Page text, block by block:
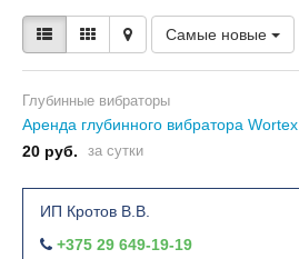
Самые новые
Глубинные вибраторы
Аренда глубинного вибратора Wortex
20 руб.
за сутки
ИП Кротов В.В.
+375 29 649-19-19